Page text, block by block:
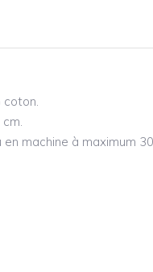
coton.
en machine à maximum